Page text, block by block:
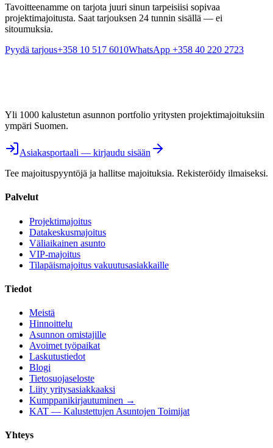
Tavoitteenamme on tarjota juuri sinun tarpeisiisi sopivaa
projektimajoitusta. Saat tarjouksen 24 tunnin sisällä — ei
sitoumuksia.
Pyydä tarjous+358 10 517 6010WhatsApp +358 40 220 2723
Yli 1000 kalustetun asunnon portfolio yritysten projektimajoituksiin
ympäri Suomen.
Asiakasportaali — kirjaudu sisään
Tee majoituspyyntöjä ja hallitse majoituksia. Rekisteröidy ilmaiseksi.
Palvelut
Projektimajoitus
Datakeskusmajoitus
Väliaikainen asunto
VIP-majoitus
Tilapäismajoitus vakuutusasiakkaille
Tiedot
Meistä
Hinnoittelu
Asunnon omistajille
Avoimet työpaikat
Laskutustiedot
Blogi
Tietosuojaseloste
Liity yritysasiakkaaksi
Kumppanikirjautuminen →
KAT — Kalustettujen Asuntojen Toimijat
Yhteys